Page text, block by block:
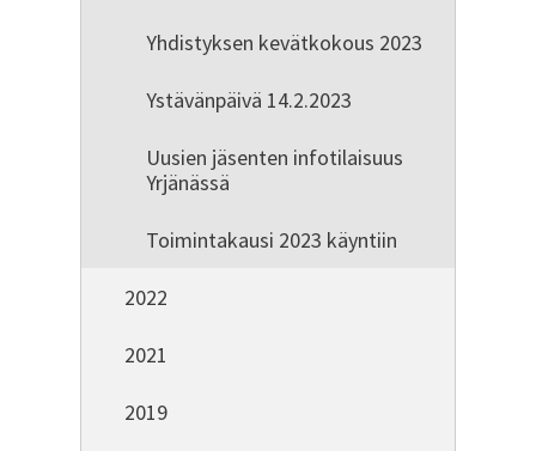
Yhdistyksen kevätkokous 2023
Ystävänpäivä 14.2.2023
Uusien jäsenten infotilaisuus
Yrjänässä
Toimintakausi 2023 käyntiin
2022
2021
2019